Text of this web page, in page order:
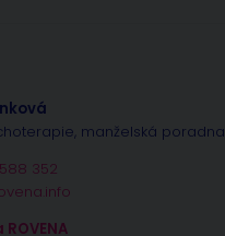
manželská poradna
352